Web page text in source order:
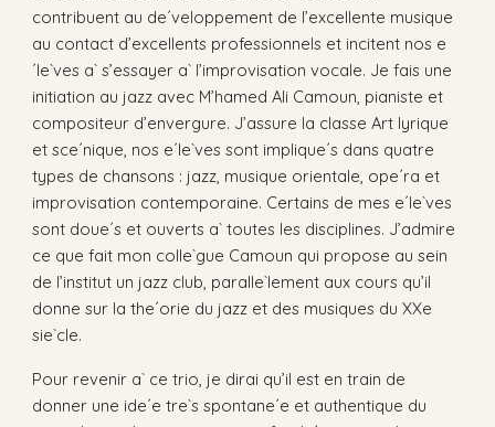
contribuent au de´veloppement de l’excellente musique
au contact d’excellents professionnels et incitent nos e
´le`ves a` s’essayer a` l’improvisation vocale. Je fais une
initiation au jazz avec M’hamed Ali Camoun, pianiste et
compositeur d’envergure. J’assure la classe Art lyrique
et sce´nique, nos e´le`ves sont implique´s dans quatre
types de chansons : jazz, musique orientale, ope´ra et
improvisation contemporaine. Certains de mes e´le`ves
sont doue´s et ouverts a` toutes les disciplines. J’admire
ce que fait mon colle`gue Camoun qui propose au sein
de l’institut un jazz club, paralle`lement aux cours qu’il
donne sur la the´orie du jazz et des musiques du XXe
sie`cle.
Pour revenir a` ce trio, je dirai qu’il est en train de
donner une ide´e tre`s spontane´e et authentique du